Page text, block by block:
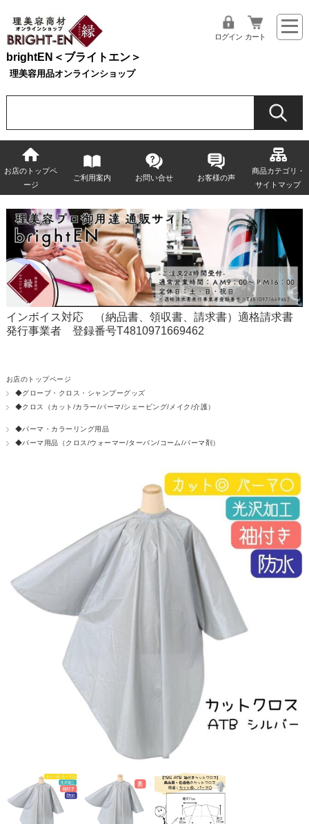
brightEN＜ブライトエン＞
理美容用品オンラインショップ
ログイン カート
お店のトップペ
ージ
ご利用案内 お問い合せ お客様の声
商品カテゴリ・
サイトマップ
インボイス対応 （納品書、領収書、請求書）適格請求書
発行事業者 登録番号T4810971669462
お店のトップページ
◆グローブ・クロス・シャンプーグッズ
◆クロス（カット/カラー/パーマ/シェービング/メイク/介護）
◆パーマ・カラーリング用品
◆パーマ用品（クロス/ウォーマー/ターバン/コーム/パーマ剤）